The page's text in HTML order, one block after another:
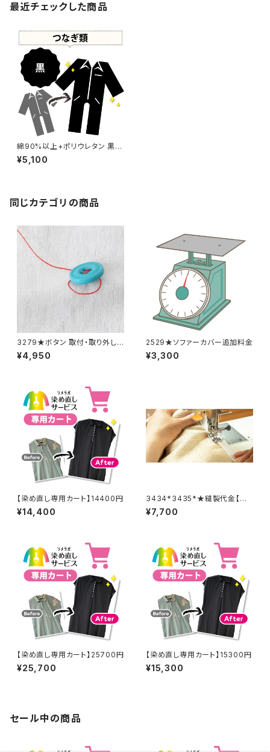
最近チェックした商品
綿90%以上+ポリウレタン 黒染
め つなぎ 【元色：ブルー系】 -染
め直し[漆黒 - Black]412-016
¥5,100
同じカテゴリの商品
3279★ボタン 取付・取り外し
料金(15個分)
¥4,950
2529★ソファーカバー追加料金
¥3,300
【染め直し専用カート】14400円
¥14,400
3434*3435*★縫製代金【バッ
クル取り外し取り付け 2着合
計分】
¥7,700
【染め直し専用カート】25700円
¥25,700
【染め直し専用カート】15300円
¥15,300
セール中の商品